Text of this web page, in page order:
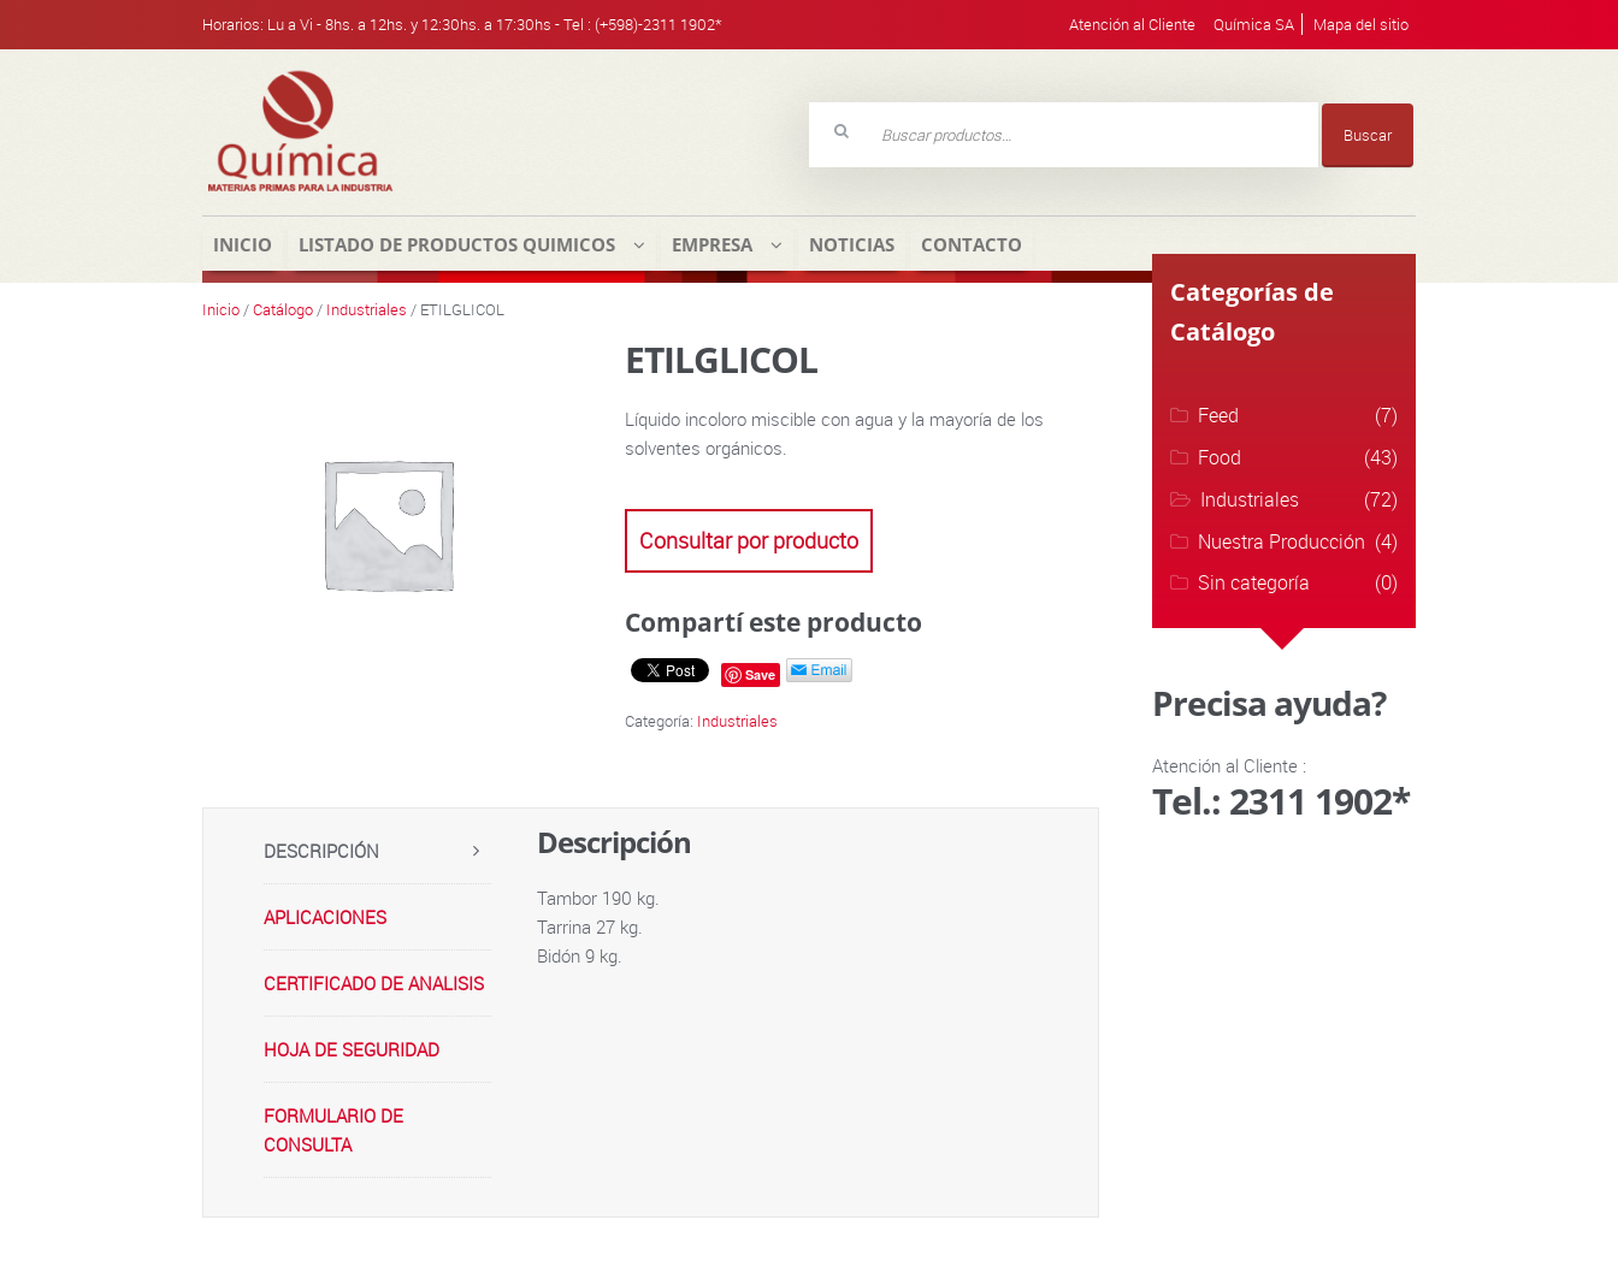
Horarios: Lu a Vi - 8hs. a 12hs. y 12:30hs. a 17:30hs - Tel : (+598)-2311 1902* Atención al Cliente Química SA Mapa del sitio
navigation
Buscar
INICIO LISTADO DE PRODUCTOS QUIMICOS EMPRESA NOTICIAS CONTACTO
Inicio/Catálogo/ Industriales / ETILGLICOL
ETILGLICOL
Líquido incoloro miscible con agua y la mayoría de los
solventes orgánicos.
Consultar por producto
Compartí este producto
Save
Categoría: Industriales
DESCRIPCIÓN
APLICACIONES
CERTIFICADO DE ANALISIS
HOJA DE SEGURIDAD
FORMULARIO DE
CONSULTA
Descripción
Tambor 190 kg.
Tarrina 27 kg.
Bidón 9 kg.
Categorías de
Catálogo
Feed
(7)
Food
(43)
Industriales
(72)
Nuestra Producción (4)
Sin categoría
(0)
Precisa ayuda?
Atención al Cliente :
Tel.: 2311 1902*